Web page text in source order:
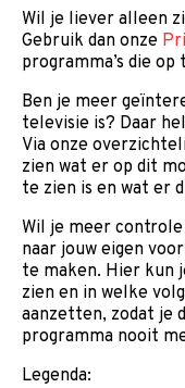
Wil je liever alleen
Gebruik dan onze
programma’s die
Ben je meer
televisie is? Daar
Via onze
zien wat er op dit
te zien is en wat er
Wil je meer controle
naar jouw eigen
te maken. Hier kun
zien en in welke
aanzetten, zodat je
programma nooit
Legenda: